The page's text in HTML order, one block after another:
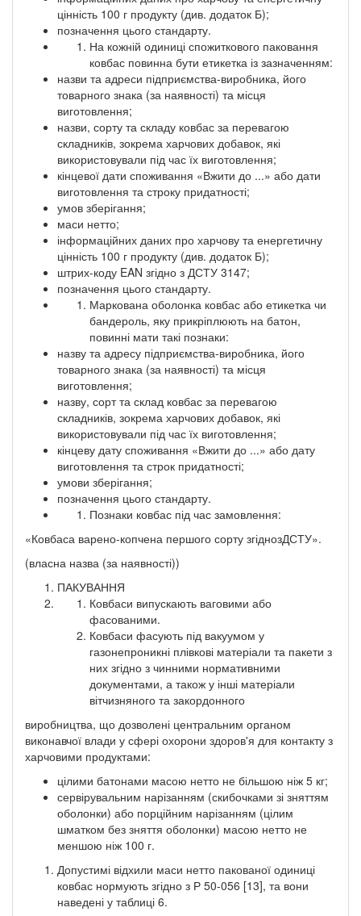
цінність 100 г продукту (див. додаток Б);
позначення цього стандарту.
На кожній одиниці спожиткового паковання
ковбас повинна бути етикетка із зазначенням:
назви та адреси підприємства-виробника, його
товарного знака (за наявності) та місця
виготовлення;
назви, сорту та складу ковбас за перевагою
складників, зокрема харчових добавок, які
використовували під час їх виготовлення;
кінцевої дати споживання «Вжити до ...» або дати
виготовлення та строку придатності;
умов зберігання;
маси нетто;
інформаційних даних про харчову та енергетичну
цінність 100 г продукту (див. додаток Б);
штрих-коду EAN згідно з ДСТУ 3147;
позначення цього стандарту.
Маркована оболонка ковбас або етикетка чи
бандероль, яку прикріплюють на батон,
повинні мати такі познаки:
назву та адресу підприємства-виробника, його
товарного знака (за наявності) та місця
виготовлення;
назву, сорт та склад ковбас за перевагою
складників, зокрема харчових добавок, які
використовували під час їх виготовлення;
кінцеву дату споживання «Вжити до ...» або дату
виготовлення та строк придатності;
умови зберігання;
позначення цього стандарту.
Познаки ковбас під час замовлення:
«Ковбаса варено-копчена першого сорту згіднозДСТУ».
(власна назва (за наявності))
ПАКУВАННЯ
Ковбаси випускають ваговими або
фасованими.
Ковбаси фасують під вакуумом у
газонепроникні плівкові матеріали та пакети з
них згідно з чинними нормативними
документами, а також у інші матеріали
вітчизняного та закордонного
виробництва, що дозволені центральним органом
виконавчої влади у сфері охорони здоров'я для контакту з
харчовими продуктами:
цілими батонами масою нетто не більшою ніж 5 кг;
сервірувальним нарізанням (скибочками зі зняттям
оболонки) або порційним нарізанням (цілим
шматком без зняття оболонки) масою нетто не
меншою ніж 100 г.
Допустимі відхили маси нетто пакованої одиниці
ковбас нормують згідно з Р 50-056 [13], та вони
наведені у таблиці 6.